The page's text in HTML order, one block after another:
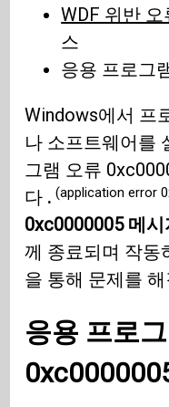
WDF 위반 오
스
응용 프로그
Windows에서 프
나 소프트웨어를
그램 오류
다 .(application error
0xc0000005 메시
께 종료되며 작동
을 통해 문제를
응용 프로